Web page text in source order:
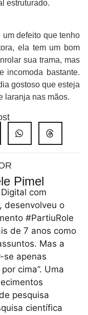
estruturado.
defeito que tenho
ela tem um bom
sua trama, mas
incomoda bastante.
gostoso que esteja
laranja nas mãos.
Pimel
com
desenvolveu o
#PartiuRole
de 7 anos como
Mas a
se apenas
cima”. Uma
pesquisa
científica